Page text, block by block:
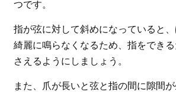
つです。
指が弦に対して斜めになっていると
綺麗に鳴らなくなるため、指をでき
さえるようにしましょう。
また、爪が長いと弦と指の間に隙間